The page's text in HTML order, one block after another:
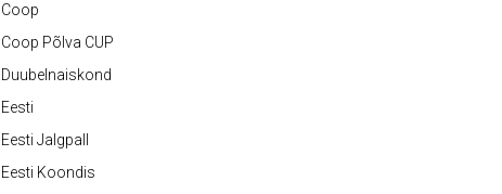
Coop
Coop Põlva CUP
Duubelnaiskond
Eesti
Eesti Jalgpall
Eesti Koondis